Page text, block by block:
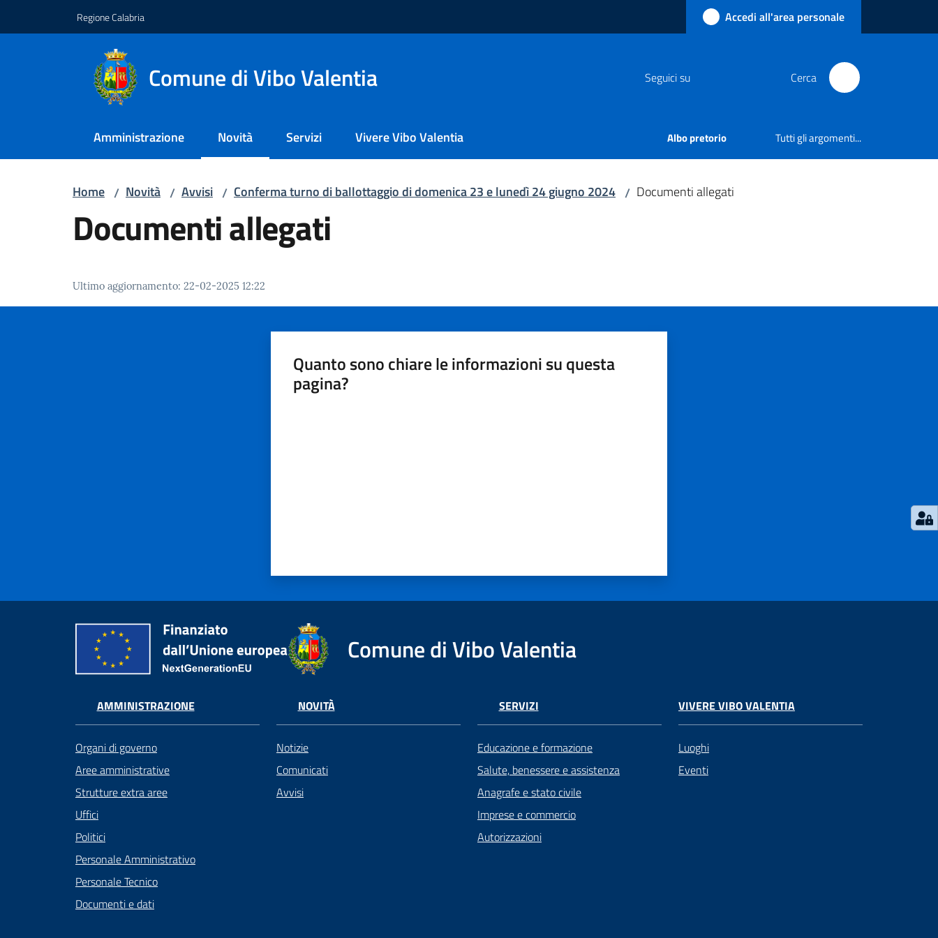
Regione Calabria Accedi all'area personale
Comune di Vibo Valentia Seguici su Cerca
Amministrazione Novità
Menu selezionato
Servizi Vivere Vibo Valentia Albo pretorio Tutti gli argomenti...
Home / Novità / Avvisi / Conferma turno di ballottaggio di domenica 23 e lunedì 24 giugno 2024 / Documenti allegati
Documenti allegati
Ultimo aggiornamento: 22-02-2025 12:22
Quanto sono chiare le informazioni su questa
pagina?
Comune di Vibo Valentia
AMMINISTRAZIONE
Organi di governo
Aree amministrative
Strutture extra aree
Uffici
Politici
Personale Amministrativo
Personale Tecnico
Documenti e dati
NOVITÀ
Notizie
Comunicati
Avvisi
SERVIZI
Educazione e formazione
Salute, benessere e assistenza
Anagrafe e stato civile
Imprese e commercio
Autorizzazioni
VIVERE VIBO VALENTIA
Luoghi
Eventi